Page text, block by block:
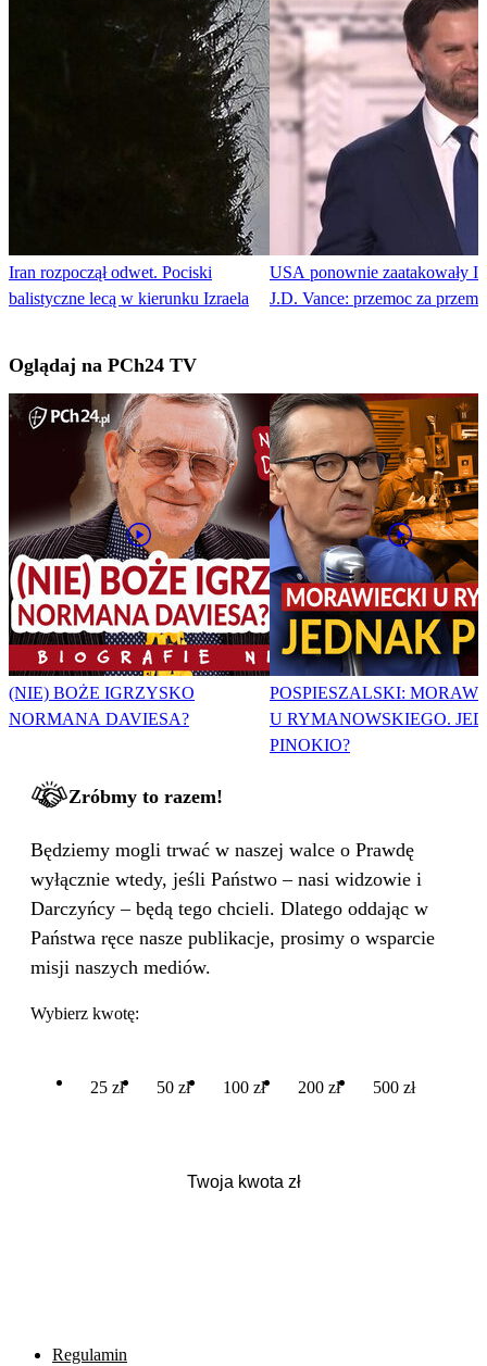
Iran rozpoczął odwet. Pociski
balistyczne lecą w kierunku Izraela
USA ponownie zaatakowały
J.D. Vance: przemoc za
Oglądaj na PCh24 TV
(NIE) BOŻE IGRZYSKO
NORMANA DAVIESA?
POSPIESZALSKI:
U RYMANOWSKIEGO.
PINOKIO?
Zróbmy to razem!
Będziemy mogli trwać w naszej walce o Prawdę
wyłącznie wtedy, jeśli Państwo – nasi widzowie i
Darczyńcy – będą tego chcieli. Dlatego oddając w
Państwa ręce nasze publikacje, prosimy o wsparcie
misji naszych mediów.
Wybierz kwotę:
25 zł 50 zł 100 zł 200 zł 500 zł
Regulamin